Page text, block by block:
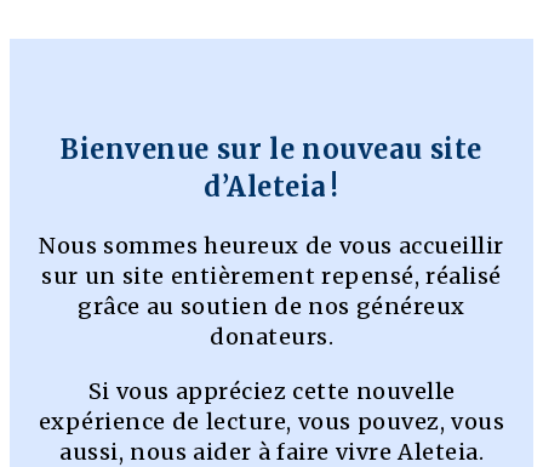
Bienvenue sur le nouveau site
d’Aleteia !
Nous sommes heureux de vous accueillir
sur un site entièrement repensé, réalisé
grâce au soutien de nos généreux
donateurs.
Si vous appréciez cette nouvelle
expérience de lecture, vous pouvez, vous
aussi, nous aider à faire vivre Aleteia.